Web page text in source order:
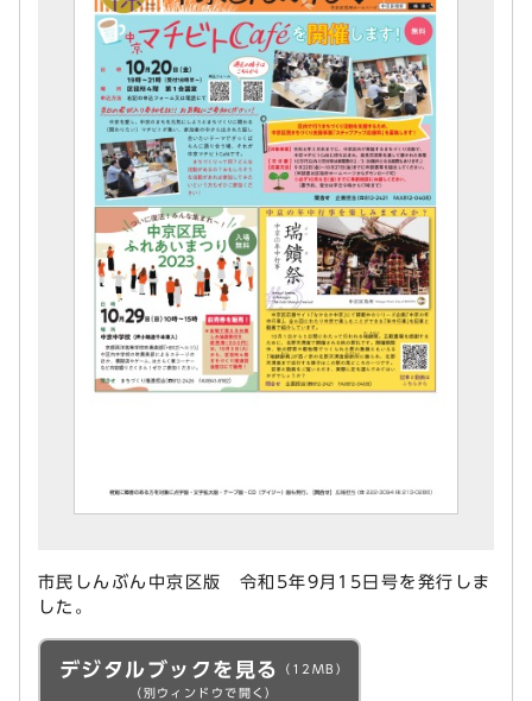
市民しんぶん中京区版 令和5年9月15日号を発行しま
した。
デジタルブックを見る
（12MB）
（別ウィンドウで開く）